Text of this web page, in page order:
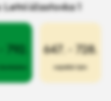
účastovka 1
792. 647. - 728.
největší tým